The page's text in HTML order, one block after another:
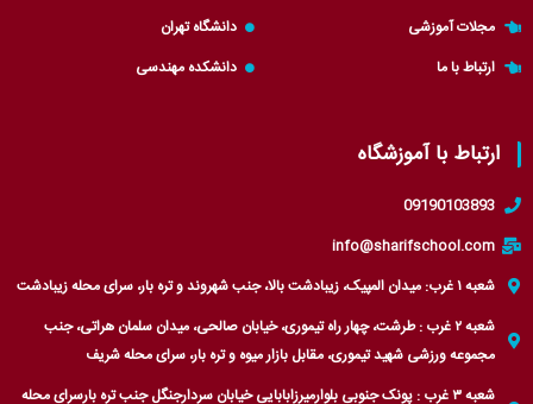
مجلات آموزشی
ارتباط با ما
دانشگاه تهران
دانشکده مهندسی
ارتباط با آموزشگاه
09190103893
info@sharifschool.com
شعبه ۱ غرب: میدان المپیک، زیبادشت بالا، جنب شهروند و تره بار، سرای محله زیبادشت
شعبه ۲ غرب : طرشت، چهار راه تیموری، خیابان صالحی، میدان سلمان هراتی، جنب
مجموعه ورزشی شهید تیموری، مقابل بازار میوه و تره بار، سرای محله شریف
شعبه ۳ غرب : پونک جنوبی بلوارمیرزابابایی خیابان سردارجنگل جنب تره بارسرای محله